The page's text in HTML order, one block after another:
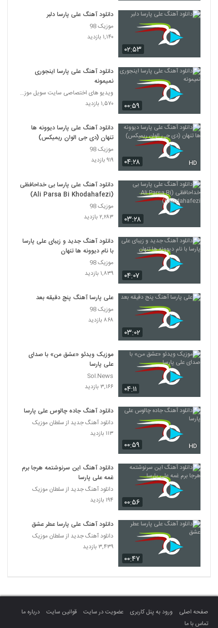
۰۲:۵۳
دانلود آهنگ علی پارسا دلبر
موزیک 98
۱,۱۴۰ بازدید
۰۰:۵۹
دانلود آهنگ علی پارسا اینجوری
نمیمونه
ویدیو های اختصاصی سایت سویل موزیک
۱,۵۷۰ بازدید
۰۴:۲۸ HD
دانلود آهنگ علی پارسا دیوونه ها
تنهان (دی جی الوان ریمیکس)
موزیک 98
۹۱۹ بازدید
۰۳:۲۸
دانلود آهنگ علی پارسا بی خداحافظی
(Ali Parsa Bi Khodahafezi)
موزیک 98
۲,۲۸۳ بازدید
۰۴:۰۷
دانلود آهنگ جدید و زیبای علی پارسا
با نام دیوونه ها تنهان
موزیک 98
۱,۸۳۹ بازدید
۰۳:۰۲
علی پارسا آهنگ پنج دقیقه بعد
موزیک 98
۸۶۸ بازدید
۰۴:۱۱
موزیک ویدئو «عشق من» با صدای
علی پارسا
Sol.News
۳,۱۶۶ بازدید
۰۰:۵۹ HD
دانلود آهنگ جاده چالوس علی پارسا
دانلود آهنگ جدید از سلطان موزیک
۱۱۳ بازدید
۰۰:۵۶
دانلود آهنگ این سرنوشتمه هرجا برم
غمه علی پارسا
دانلود آهنگ جدید از سلطان موزیک
۱۹۴ بازدید
۰۰:۴۷
دانلود آهنگ علی پارسا عطر عشق
دانلود آهنگ جدید از سلطان موزیک
۳,۴۳۹ بازدید
صفحه اصلی ورود به پنل کاربری عضویت در سایت قوانین سایت
درباره ما
تماس با ما